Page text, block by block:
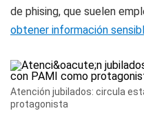
de phising, que suelen
obtener información
Atención jubilados: circula
protagonista